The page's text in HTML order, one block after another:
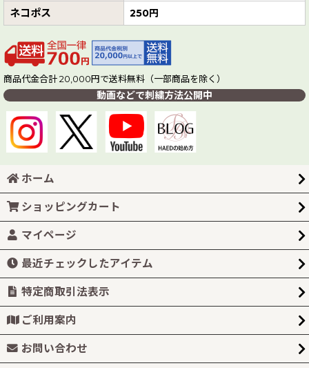
ネコポス 250円
商品代金合計 20,000円で送料無料（一部商品を除く）
動画などで刺繍方法公開中
ホーム
ショッピングカート
マイページ
最近チェックしたアイテム
特定商取引法表示
ご利用案内
お問い合わせ